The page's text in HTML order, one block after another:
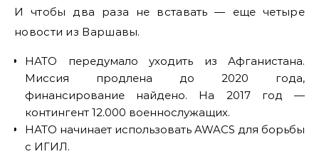
И чтобы два раза не вставать — еще четыре
новости из Варшавы.
НАТО передумало уходить из Афганистана.
Миссия продлена до 2020 года,
финансирование найдено. На 2017 год —
контингент 12.000 военнослужащих.
НАТО начинает использовать AWACS для борьбы
с ИГИЛ.